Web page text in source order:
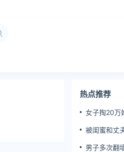
热点推荐
女子掏20万
被闺蜜和丈
男子多次翻